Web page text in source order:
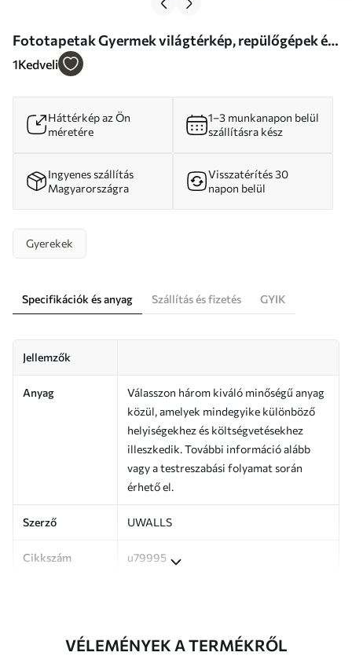
Fototapetak Gyermek világtérkép, repülőgépek és
léggömbök Nr. u79995
1Kedveli
Háttérkép az Ön
méretére
1–3 munkanapon belül
szállításra kész
Ingyenes szállítás
Magyarországra
Visszatérítés 30
napon belül
Gyerekek
Specifikációk és anyag Szállítás és fizetés GYIK
Jellemzők
Anyag
Válasszon három kiváló minőségű anyag
közül, amelyek mindegyike különböző
helyiségekhez és költségvetésekhez
illeszkedik. További információ alább
vagy a testreszabási folyamat során
érhető el.
Szerző UWALLS
Cikkszám u79995
VÉLEMÉNYEK A TERMÉKRŐL